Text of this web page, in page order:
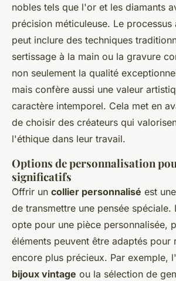
nobles tels que l'or et les diamants
précision méticuleuse. Le processus
peut inclure des techniques
sertissage à la main ou la gravure
non seulement la qualité
mais confère aussi une valeur
caractère intemporel. Cela met en
de choisir des créateurs qui
l'éthique dans leur travail.
Options de personnalisation
significatifs
Offrir un collier personnalisé est
de transmettre une pensée spéciale.
opte pour une pièce personnalisée,
éléments peuvent être adaptés pour
encore plus précieux. Par exemple,
bijoux vintage ou la sélection de